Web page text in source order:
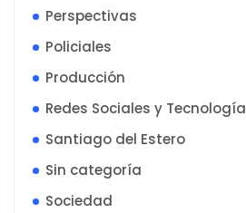
Perspectivas
Policiales
Producción
Redes Sociales y Tecnología
Santiago del Estero
Sin categoría
Sociedad